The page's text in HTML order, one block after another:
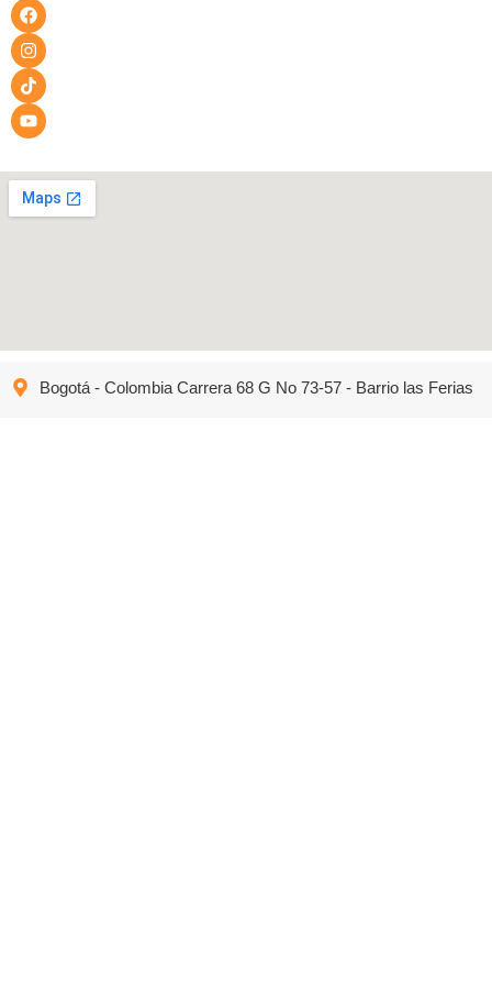
Bogotá - Colombia Carrera 68 G No 73-57 - Barrio las Ferias